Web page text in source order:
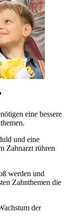
eine bessere
und eine
Zahnarzt rühren
werden und
Zahnthemen die
der